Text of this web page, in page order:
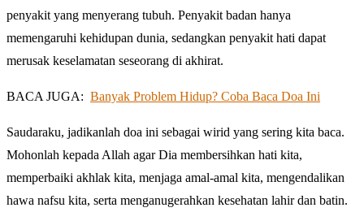
penyakit yang menyerang tubuh. Penyakit badan hanya
memengaruhi kehidupan dunia, sedangkan penyakit hati dapat
merusak keselamatan seseorang di akhirat.
BACA JUGA: Banyak Problem Hidup? Coba Baca Doa Ini
Saudaraku, jadikanlah doa ini sebagai wirid yang sering kita baca.
Mohonlah kepada Allah agar Dia membersihkan hati kita,
memperbaiki akhlak kita, menjaga amal-amal kita, mengendalikan
hawa nafsu kita, serta menganugerahkan kesehatan lahir dan batin.